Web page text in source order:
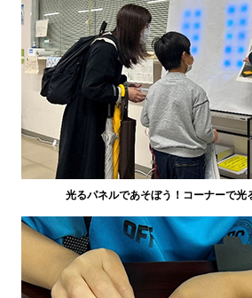
光るパネルであそぼう！コーナーで光